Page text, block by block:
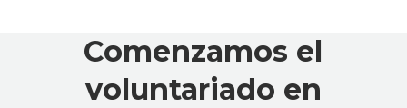
Comenzamos el
voluntariado en